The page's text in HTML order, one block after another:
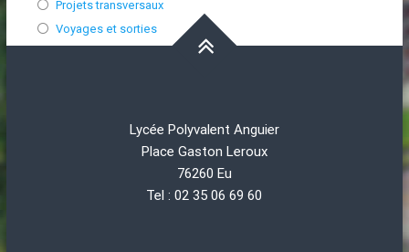
Projets transversaux
Voyages et sorties
Lycée Polyvalent Anguier
Place Gaston Leroux
76260 Eu
Tel : 02 35 06 69 60